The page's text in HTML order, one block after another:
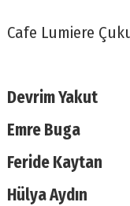
Cafe Lumiere
Devrim Yakut
Emre Buga
Feride Kaytan
Hülya Aydın